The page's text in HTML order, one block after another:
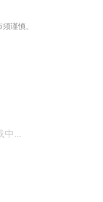
谨慎。
中...